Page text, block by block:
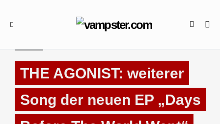
THE AGONIST: weiterer
Song der neuen EP „Days